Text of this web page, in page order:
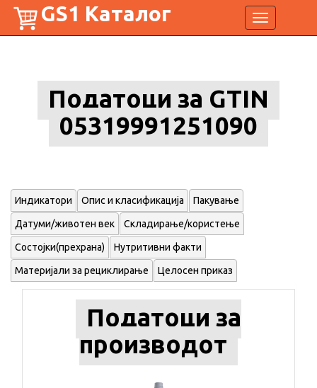
Toggle
navigation
GS1 Каталог
Податоци за GTIN
05319991251090
Индикатори Опис и класификација Пакување
Датуми/животен век Складирање/користење
Состојки(прехрана) Нутритивни факти
Материјали за рециклирање Целосен приказ
Податоци за
производот